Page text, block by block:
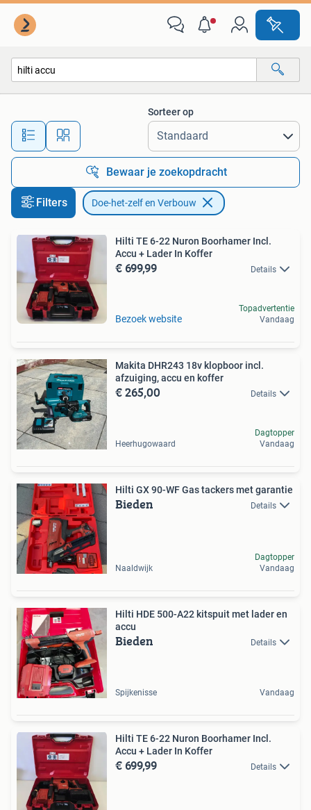
Alle afstanden…
Sorteer op
Bewaar je zoekopdracht
Filters Doe-het-zelf en Verbouw
Hilti TE 6-22 Nuron Boorhamer Incl.
Accu + Lader In Koffer
€ 699,99 Details
Bezoek website
Topadvertentie
Vandaag
Makita DHR243 18v klopboor incl.
afzuiging, accu en koffer
€ 265,00 Details
Heerhugowaard
Dagtopper
Vandaag
Hilti GX 90-WF Gas tackers met garantie
Bieden Details
Naaldwijk
Dagtopper
Vandaag
Hilti HDE 500-A22 kitspuit met lader en
accu
Bieden Details
Spijkenisse Vandaag
Hilti TE 6-22 Nuron Boorhamer Incl.
Accu + Lader In Koffer
€ 699,99 Details